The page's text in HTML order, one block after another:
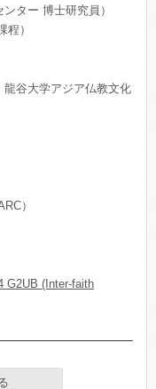
ター 博士研究員）
）
谷大学アジア仏教文化
）
G2UB (Inter-faith